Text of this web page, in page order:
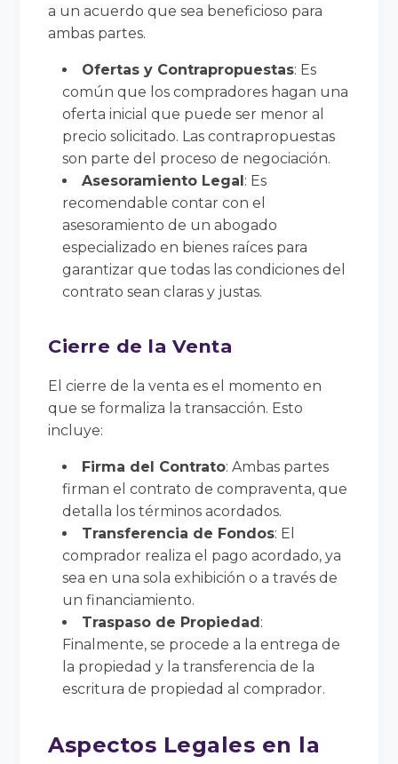
a un acuerdo que sea beneficioso para
ambas partes.
Ofertas y Contrapropuestas: Es
común que los compradores hagan una
oferta inicial que puede ser menor al
precio solicitado. Las contrapropuestas
son parte del proceso de negociación.
Asesoramiento Legal: Es
recomendable contar con el
asesoramiento de un abogado
especializado en bienes raíces para
garantizar que todas las condiciones del
contrato sean claras y justas.
Cierre de la Venta
El cierre de la venta es el momento en
que se formaliza la transacción. Esto
incluye:
Firma del Contrato: Ambas partes
firman el contrato de compraventa, que
detalla los términos acordados.
Transferencia de Fondos: El
comprador realiza el pago acordado, ya
sea en una sola exhibición o a través de
un financiamiento.
Traspaso de Propiedad:
Finalmente, se procede a la entrega de
la propiedad y la transferencia de la
escritura de propiedad al comprador.
Aspectos Legales en la